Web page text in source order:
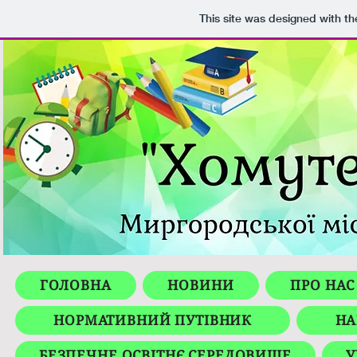
This site was designed with
ГОЛОВНА НОВИНИ ПРО НАС
НОРМАТИВНИЙ ПУТІВНИК